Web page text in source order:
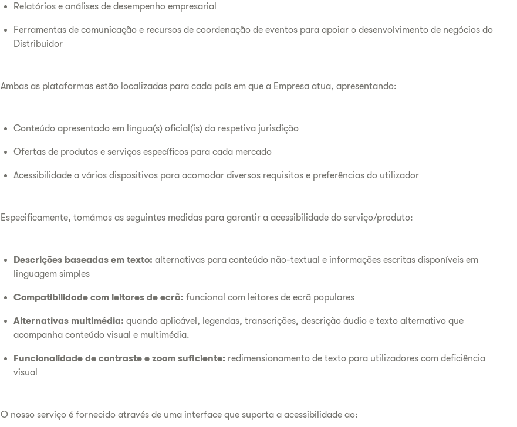
Relatórios e análises de desempenho empresarial
Ferramentas de comunicação e recursos de coordenação de eventos para apoiar o desenvolvimento de negócios do
Distribuidor
Ambas as plataformas estão localizadas para cada país em que a Empresa atua, apresentando:
Conteúdo apresentado em língua(s) oficial(is) da respetiva jurisdição
Ofertas de produtos e serviços específicos para cada mercado
Acessibilidade a vários dispositivos para acomodar diversos requisitos e preferências do utilizador
Especificamente, tomámos as seguintes medidas para garantir a acessibilidade do serviço/produto:
Descrições baseadas em texto: alternativas para conteúdo não-textual e informações escritas disponíveis em
linguagem simples
Compatibilidade com leitores de ecrã: funcional com leitores de ecrã populares
Alternativas multimédia: quando aplicável, legendas, transcrições, descrição áudio e texto alternativo que
acompanha conteúdo visual e multimédia.
Funcionalidade de contraste e zoom suficiente: redimensionamento de texto para utilizadores com deficiência
visual
O nosso serviço é fornecido através de uma interface que suporta a acessibilidade ao: